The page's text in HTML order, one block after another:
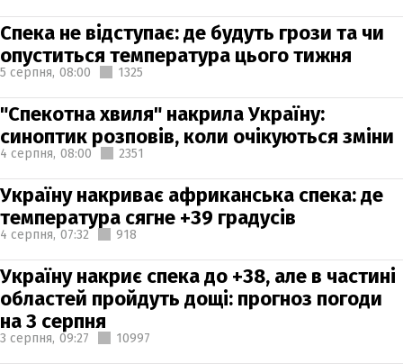
Спека не відступає: де будуть грози та чи
опуститься температура цього тижня
5 серпня, 08:00 1325
"Спекотна хвиля" накрила Україну:
синоптик розповів, коли очікуються зміни
4 серпня, 08:00 2351
Україну накриває африканська спека: де
температура сягне +39 градусів
4 серпня, 07:32 918
Україну накриє спека до +38, але в частині
областей пройдуть дощі: прогноз погоди
на 3 серпня
3 серпня, 09:27 10997